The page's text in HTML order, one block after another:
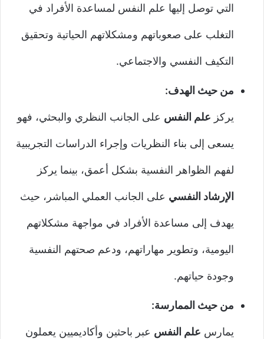
التي توصل إليها علم النفس لمساعدة الأفراد في
التغلب على صعوباتهم ومشكلاتهم الحياتية وتحقيق
التكيف النفسي والاجتماعي.
من حيث الهدف:
يركز علم النفس على الجانب النظري والبحثي، فهو
يسعى إلى بناء النظريات وإجراء الدراسات التجريبية
لفهم الظواهر النفسية بشكل أعمق، بينما يركز
الإرشاد النفسي على الجانب العملي المباشر، حيث
يهدف إلى مساعدة الأفراد في مواجهة مشكلاتهم
اليومية، وتطوير مهاراتهم، ودعم صحتهم النفسية
وجودة حياتهم.
من حيث الممارسة:
يمارس علم النفس عبر باحثين وأكاديميين يعملون